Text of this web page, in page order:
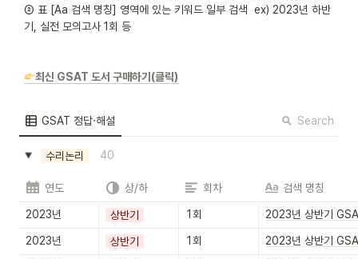
② 표 [Aa 검색 명칭] 영역에 있는 키워드 일부 검색  ex) 2023년 하반
기, 실전 모의고사 1회 등
최신 GSAT 도서 구매하기(클릭)
GSAT 정답·해설 Search
수리논리 40
연도 상/하 회차 검색 명칭
2023년 상반기 1회 2023년 상반기
2023년 상반기 1회 2023년 상반기